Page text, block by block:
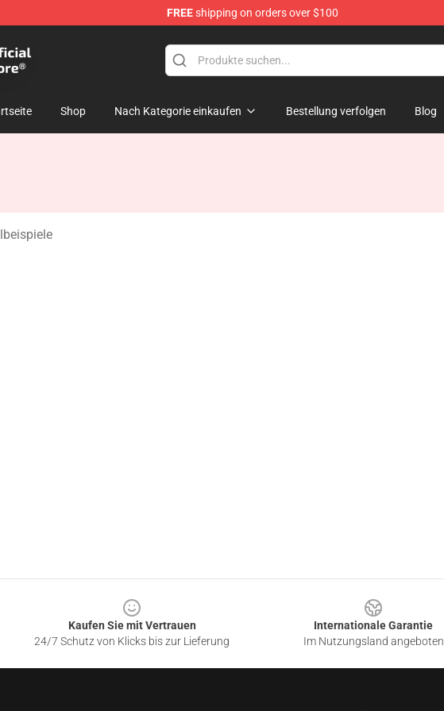
FREEshipping on orders over $100
Shop Nach Kategorie einkaufen Bestellung verfolgen Blog
Kaufen Sie mit Vertrauen
24/7 Schutz von Klicks bis zur Lieferung
Internationale Garantie
Im Nutzungsland angeboten